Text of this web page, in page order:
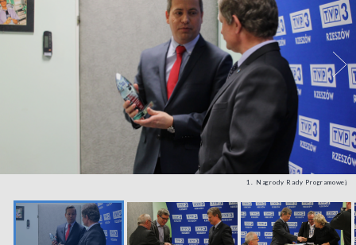
1. Nagrody Rady Programowej